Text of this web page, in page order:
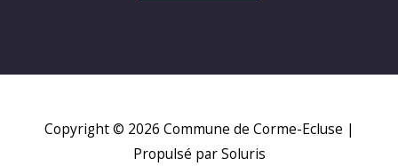
Copyright © 2026 Commune de Corme-Ecluse |
Propulsé par Soluris